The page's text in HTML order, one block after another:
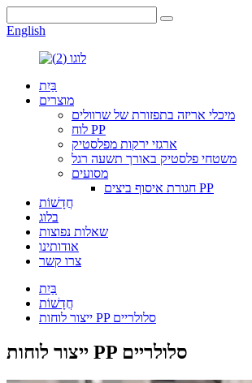
English
בַּיִת
מוצרים
מיכלי אריזה בתפזורת של שרוולים
לוח PP
ארגזי ירקות מפלסטיק
משטחי פלסטיק באורך תשעה רגל
מסועים
חגורת איסוף ביצים PP
חֲדָשׁוֹת
בלוג
שאלות נפוצות
אודותינו
צרו קשר
בַּיִת
חֲדָשׁוֹת
ייצור לוחות PP סלולריים
ייצור לוחות PP סלולריים